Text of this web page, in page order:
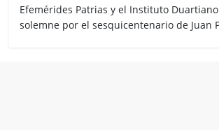
Efemérides Patrias y el Instituto
solemne por el sesquicentenario de Juan